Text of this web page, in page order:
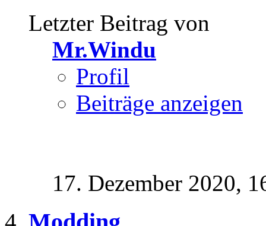
Letzter Beitrag von
Mr.Windu
Profil
Beiträge anzeigen
17. Dezember 2020,